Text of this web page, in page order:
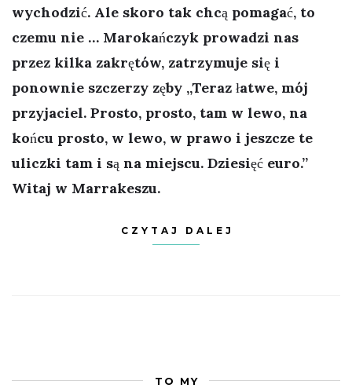
wychodzić. Ale skoro tak chcą pomagać, to
czemu nie … Marokańczyk prowadzi nas
przez kilka zakrętów, zatrzymuje się i
ponownie szczerzy zęby „Teraz łatwe, mój
przyjaciel. Prosto, prosto, tam w lewo, na
końcu prosto, w lewo, w prawo i jeszcze te
uliczki tam i są na miejscu. Dziesięć euro.”
Witaj w Marrakeszu.
CZYTAJ DALEJ
TO MY